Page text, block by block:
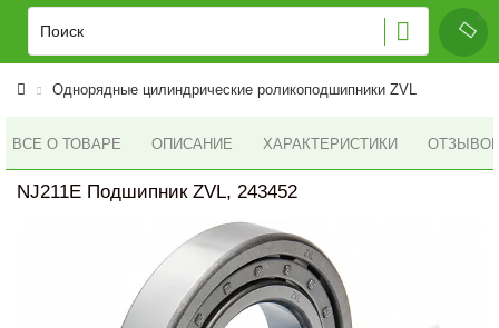
Однорядные цилиндрические роликоподшипники ZVL
ВСЕ О ТОВАРЕ ОПИСАНИЕ ХАРАКТЕРИСТИКИ ОТЗЫВОВ
NJ211E Подшипник ZVL, 243452